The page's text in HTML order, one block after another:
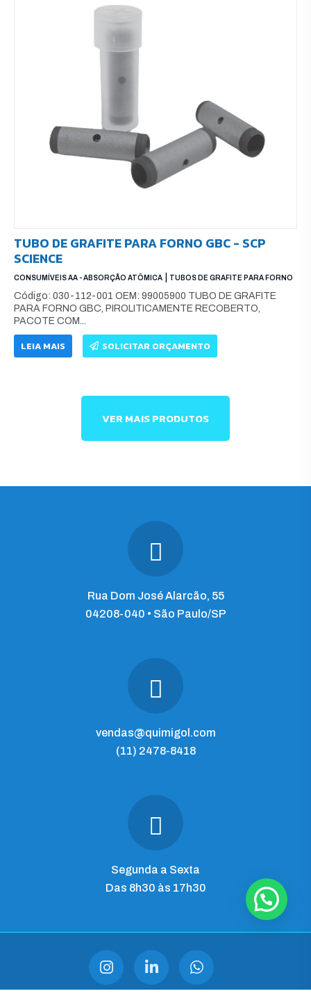
TUBO DE GRAFITE PARA FORNO GBC - SCP
SCIENCE
CONSUMÍVEIS AA - ABSORÇÃO ATÔMICA TUBOS DE GRAFITE PARA FORNO
Código: 030-112-001 OEM: 99005900 TUBO DE GRAFITE
PARA FORNO GBC, PIROLITICAMENTE RECOBERTO,
PACOTE COM...
LEIA MAIS SOLICITAR ORÇAMENTO
VER MAIS PRODUTOS
Rua Dom José Alarcão, 55
04208-040 • São Paulo/SP
vendas@quimigol.com
(11) 2478-8418
Segunda a Sexta
Das 8h30 às 17h30